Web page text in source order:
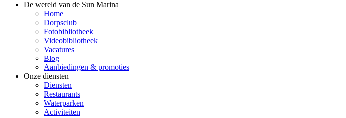
De wereld van de Sun Marina
Home
Dorpsclub
Fotobibliotheek
Videobibliotheek
Vacatures
Blog
Aanbiedingen & promoties
Onze diensten
Diensten
Restaurants
Waterparken
Activiteiten